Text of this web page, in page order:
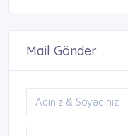
Mail Gönder